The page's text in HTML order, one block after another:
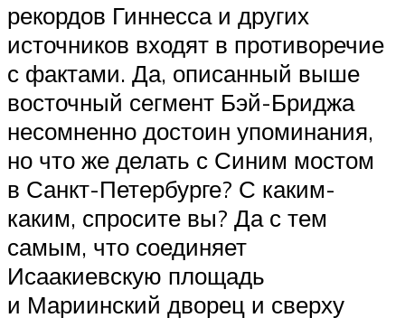
рекордов Гиннесса и других
источников входят в противоречие
с фактами. Да, описанный выше
восточный сегмент Бэй-Бриджа
несомненно достоин упоминания,
но что же делать с Синим мостом
в Санкт-Петербурге? С каким-
каким, спросите вы? Да с тем
самым, что соединяет
Исаакиевскую площадь
и Мариинский дворец и сверху